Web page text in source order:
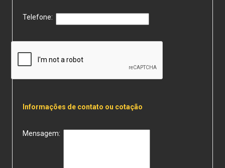
Telefone:
Informações de contato ou cotação
Mensagem: